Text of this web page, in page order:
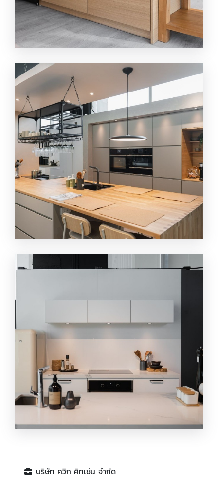
เครื่องครัวบิ้วอินพร้อมติดตั้ง
ชุดครัวแบบบิ้วอิน
บริษัท ควิก คิทเช่น จำกัด